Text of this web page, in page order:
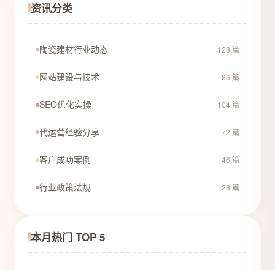
资讯分类
陶瓷建材行业动态 128 篇
网站建设与技术 86 篇
SEO优化实操 104 篇
代运营经验分享 72 篇
客户成功案例 46 篇
行业政策法规 28 篇
本月热门 TOP 5